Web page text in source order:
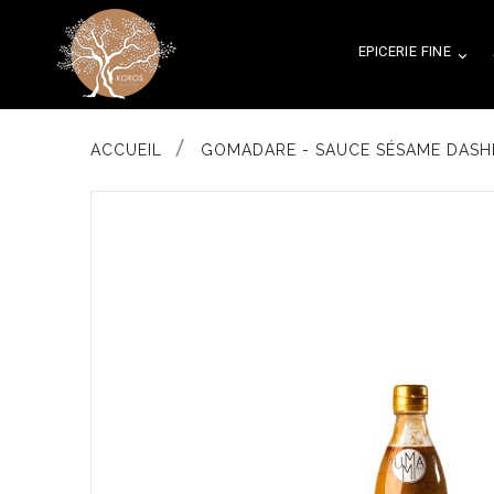

EPICERIE FINE
ACCUEIL GOMADARE - SAUCE SÉSAME